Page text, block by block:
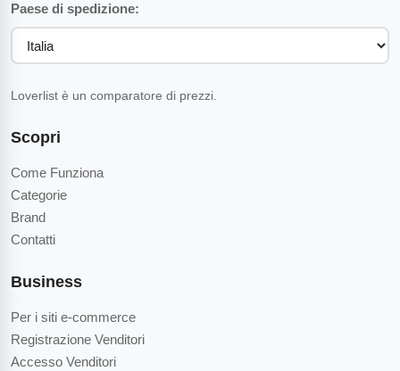
Scopri
Come Funziona
Categorie
Brand
Contatti
Business
Per i siti e-commerce
Registrazione Venditori
Accesso Venditori
Paese di spedizione:
Loverlist è un comparatore di prezzi.